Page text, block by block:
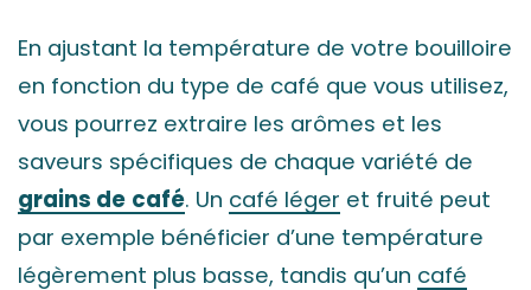
En ajustant la température de votre bouilloire
en fonction du type de café que vous utilisez,
vous pourrez extraire les arômes et les
saveurs spécifiques de chaque variété de
grains de café. Un café léger et fruité peut
par exemple bénéficier d’une température
légèrement plus basse, tandis qu’un café